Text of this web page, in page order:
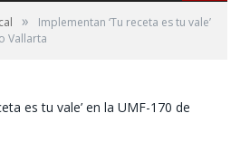
»
Implementan ‘Tu receta es tu vale’
Vallarta